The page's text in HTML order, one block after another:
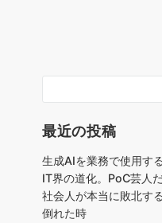
最近の投稿
生成AIを業務で使用す
IT界の道化。PoC芸人だ
社会人が本当に敗北す
倒れた時